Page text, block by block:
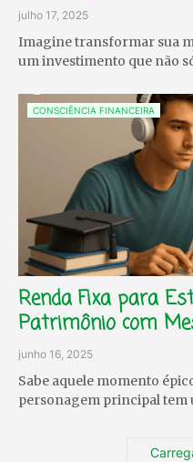
julho 17, 2025
Imagine transformar sua
um investimento que não
CONSCIÊNCIA FINANCEIRA
Renda Fixa para
Patrimônio com
junho 16, 2025
Sabe aquele momento
personagem principal tem